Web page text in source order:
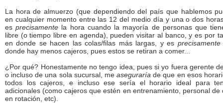
La hora de almuerzo (que dependiendo del país que hablemos
en cualquier momento entre las 12 del medio día y una o dos
esprecisamente la hora cuando la mayoría de personas que
libre (o tiempo libre en agenda), pueden visitar al banco, y es por
en donde se hacen las colas/filas más largas, y es precisamente
donde hay menos cajeros, pues estos se retiran a comer...
¿Por qué? Honestamente no tengo idea, pues si yo fuera gerente
o incluso de una sola sucursal, measeguraría de que en esos
todos los cajeros, e incluso ese sería el horario ideal para
adicionales (como cajeros que estén en entrenamiento, personal de
en rotación, etc).